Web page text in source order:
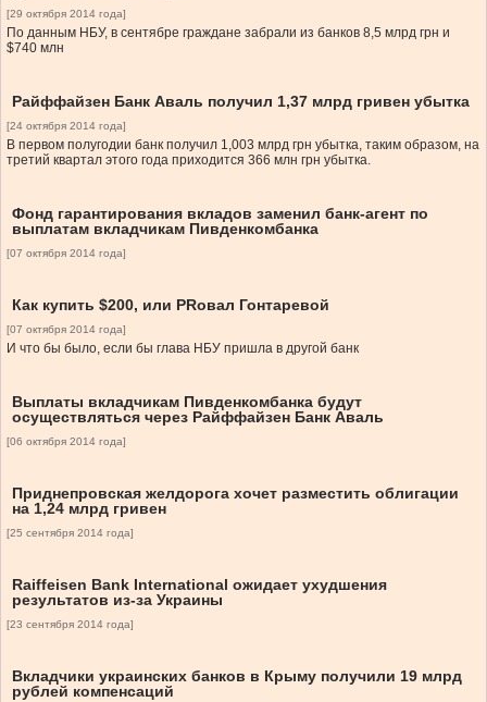
[29 октября 2014 года]
По данным НБУ, в сентябре граждане забрали из банков 8,5 млрд грн и
$740 млн
Райффайзен Банк Аваль получил 1,37 млрд гривен убытка
[24 октября 2014 года]
В первом полугодии банк получил 1,003 млрд грн убытка, таким образом, на
третий квартал этого года приходится 366 млн грн убытка.
Фонд гарантирования вкладов заменил банк-агент по
выплатам вкладчикам Пивденкомбанка
[07 октября 2014 года]
Как купить $200, или PRовал Гонтаревой
[07 октября 2014 года]
И что бы было, если бы глава НБУ пришла в другой банк
Выплаты вкладчикам Пивденкомбанка будут
осуществляться через Райффайзен Банк Аваль
[06 октября 2014 года]
Приднепровская желдорога хочет разместить облигации
на 1,24 млрд гривен
[25 сентября 2014 года]
Raiffeisen Bank International ожидает ухудшения
результатов из-за Украины
[23 сентября 2014 года]
Вкладчики украинских банков в Крыму получили 19 млрд
рублей компенсаций